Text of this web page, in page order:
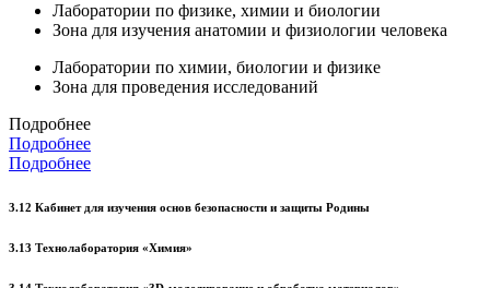
Лаборатории по физике, химии и биологии
Зона для изучения анатомии и физиологии человека
Лаборатории по химии, биологии и физике
Зона для проведения исследований
Подробнее
Подробнее
Подробнее
3.12 Кабинет для изучения основ безопасности и защиты Родины
3.13 Технолаборатория «Химия»